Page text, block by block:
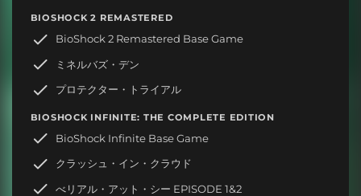
BIOSHOCK 2 REMASTERED
BioShock 2 Remastered Base Game
ミネルバズ・デン
プロテクター・トライアル
BIOSHOCK INFINITE: THE COMPLETE EDITION
BioShock Infinite Base Game
クラッシュ・イン・クラウド
べリアル・アット・シー EPISODE 1&2